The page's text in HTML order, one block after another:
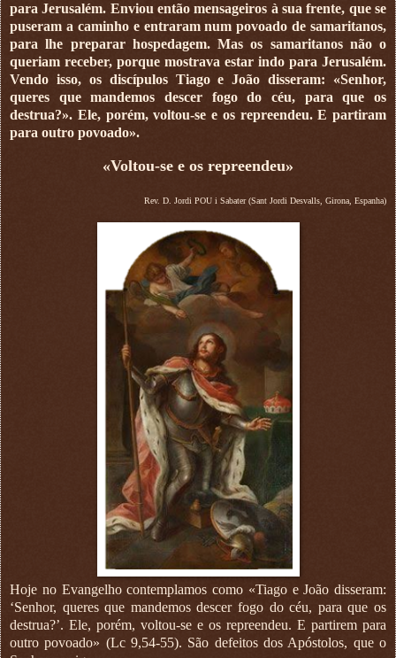
para Jerusalém. Enviou então mensageiros à sua frente, que se
puseram a caminho e entraram num povoado de samaritanos,
para lhe preparar hospedagem. Mas os samaritanos não o
queriam receber, porque mostrava estar indo para Jerusalém.
Vendo isso, os discípulos Tiago e João disseram: «Senhor,
queres que mandemos descer fogo do céu, para que os
destrua?». Ele, porém, voltou-se e os repreendeu. E partiram
para outro povoado».
«Voltou-se e os repreendeu»
Rev. D. Jordi POU i Sabater (Sant Jordi Desvalls, Girona, Espanha)
Hoje no Evangelho contemplamos como «Tiago e João disseram:
‘Senhor, queres que mandemos descer fogo do céu, para que os
destrua?’. Ele, porém, voltou-se e os repreendeu. E partirem para
outro povoado» (Lc 9,54-55). São defeitos dos Apóstolos, que o